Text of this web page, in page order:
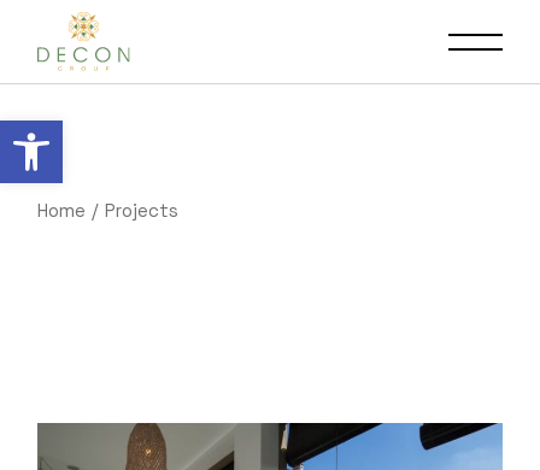
Open toolbar
Home Projects